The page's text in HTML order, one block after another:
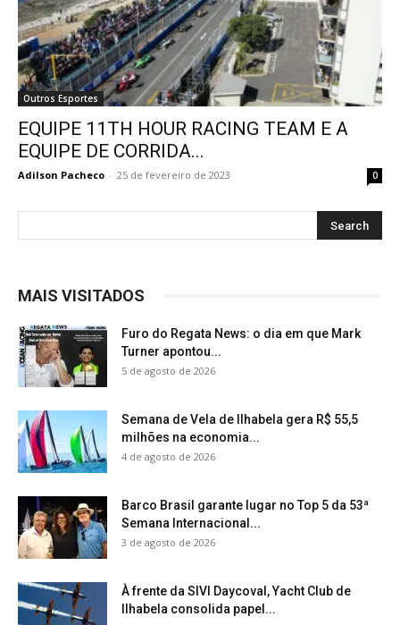
Outros Esportes
EQUIPE 11TH HOUR RACING TEAM E A
EQUIPE DE CORRIDA...
Adilson Pacheco - 25 de fevereiro de 2023 0
MAIS VISITADOS
Furo do Regata News: o dia em que Mark
Turner apontou...
5 de agosto de 2026
Semana de Vela de Ilhabela gera R$ 55,5
milhões na economia...
4 de agosto de 2026
Barco Brasil garante lugar no Top 5 da 53ª
Semana Internacional...
3 de agosto de 2026
À frente da SIVI Daycoval, Yacht Club de
Ilhabela consolida papel...